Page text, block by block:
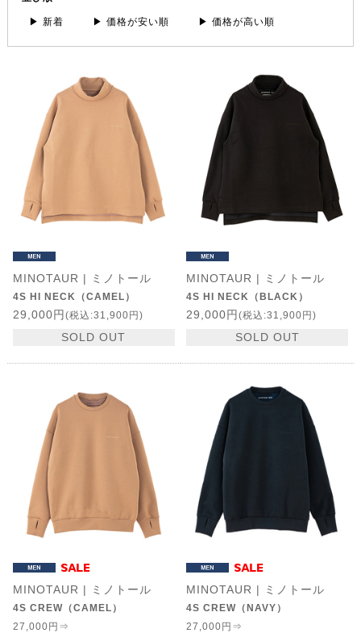
▶ 新着 ▶ 価格が安い順 ▶ 価格が高い順
MINOTAUR | ミノトール
4S HI NECK（CAMEL）
29,000円 (税込:31,900円)
SOLD OUT
MINOTAUR | ミノトール
4S HI NECK（BLACK）
29,000円 (税込:31,900円)
SOLD OUT
MINOTAUR | ミノトール
4S CREW（CAMEL）
27,000円⇒
MINOTAUR | ミノトール
4S CREW（NAVY）
27,000円⇒